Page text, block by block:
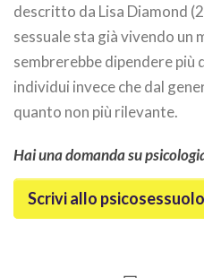
descritto da Lisa Diamond
sessuale sta già vivendo un
sembrerebbe dipendere
individui invece che dal
quanto non più rilevante.
Hai una domanda su
Scrivi allo